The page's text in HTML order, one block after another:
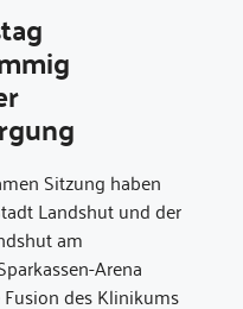
Sitzung haben
Landshut und der
am
Arena
des Klinikums